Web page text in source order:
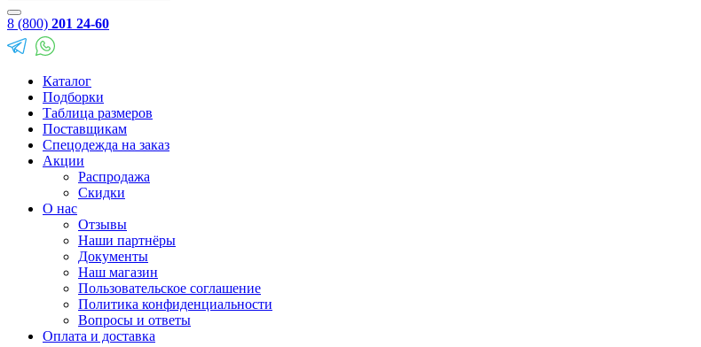
8 (800) 201 24-60
Каталог
Подборки
Таблица размеров
Поставщикам
Спецодежда на заказ
Акции
Распродажа
Скидки
О нас
Отзывы
Наши партнёры
Документы
Наш магазин
Пользовательское соглашение
Политика конфиденциальности
Вопросы и ответы
Оплата и доставка